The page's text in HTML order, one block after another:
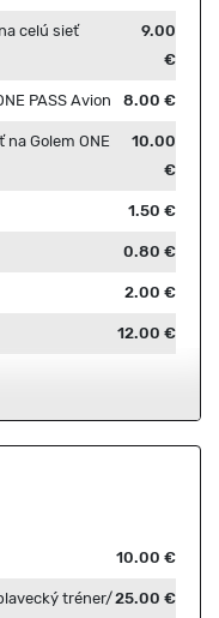
celú sieť
9.00
€
PASS Avion 8.00 €
na Golem ONE
10.00
€
1.50 €
0.80 €
2.00 €
12.00 €
10.00 €
tréner/25.00 €